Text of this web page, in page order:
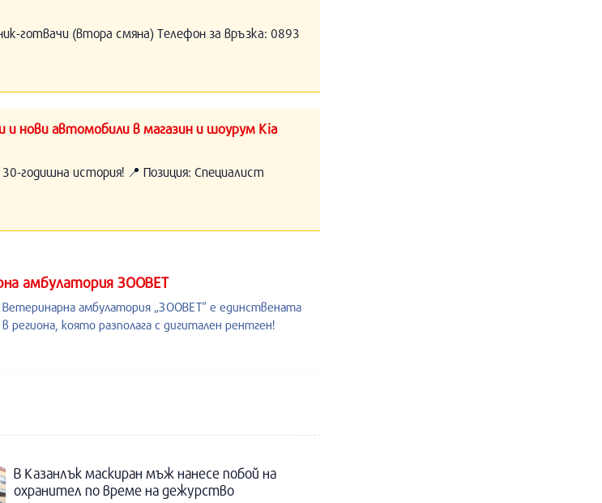
готвачи (втора смяна) Телефон за връзка: 0893
нови автомобили в магазин и шоурум Kia
годишна история! 📍 Позиция: Специалист
амбулатория ЗООВЕТ
Ветеринарна амбулатория „ЗООВЕТ” е единствената
в региона, която разполага с дигитален рентген!
В Казанлък маскиран мъж нанесе побой на
охранител по време на дежурство